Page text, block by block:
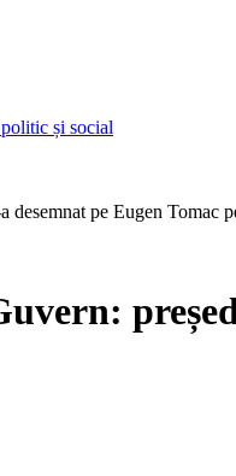
și social
pe Eugen Tomac